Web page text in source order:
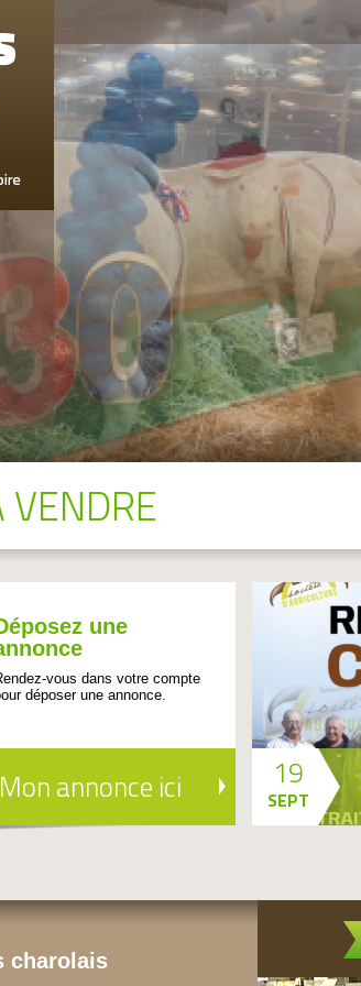
une
vous dans votre compte
déposer une annonce.
Mon annonce ici 19
SEPT
charolais